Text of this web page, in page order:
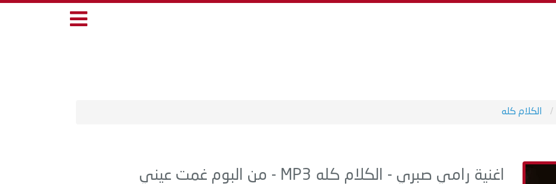
الكلام كله
اغنية رامي صبري - الكلام كله MP3 - من البوم غمت عيني